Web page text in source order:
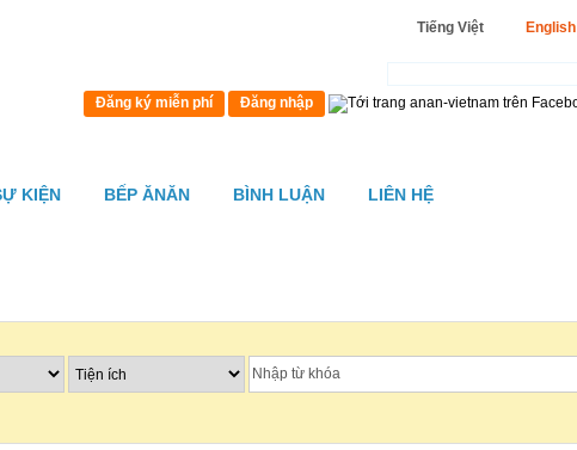
KIỆN BẾP ĂNĂN BÌNH LUẬN LIÊN HỆ
English
Tiếng Việt
Đăng ký miễn phí Đăng nhập